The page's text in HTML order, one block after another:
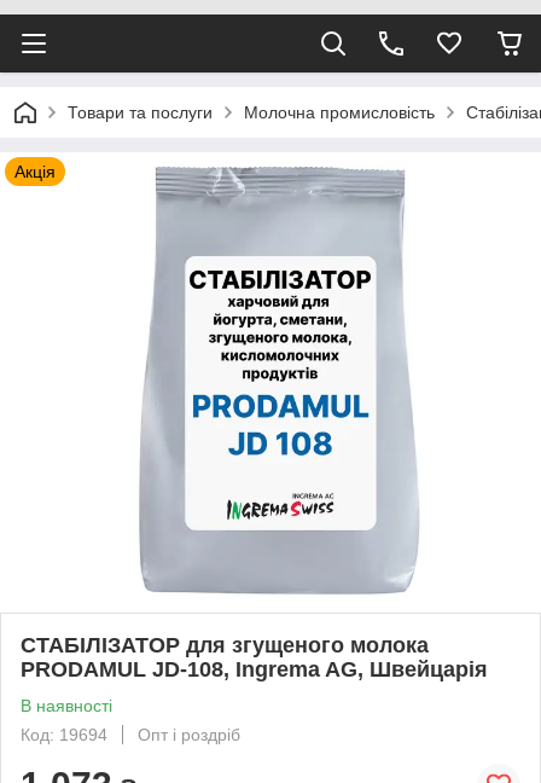
Товари та послуги Молочна промисловість
Акція
СТАБІЛІЗАТОР для згущеного молока
PRODAMUL JD-108, Ingrema AG, Швейцарія
В наявності
Код: 19694
Опт і роздріб